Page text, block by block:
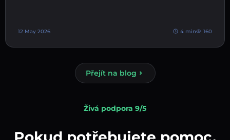
12 May 2026 4 min 160
Přejít na blog
Živá podpora 9/5